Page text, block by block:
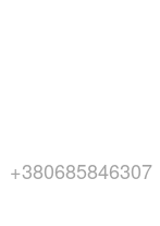
+380685846307